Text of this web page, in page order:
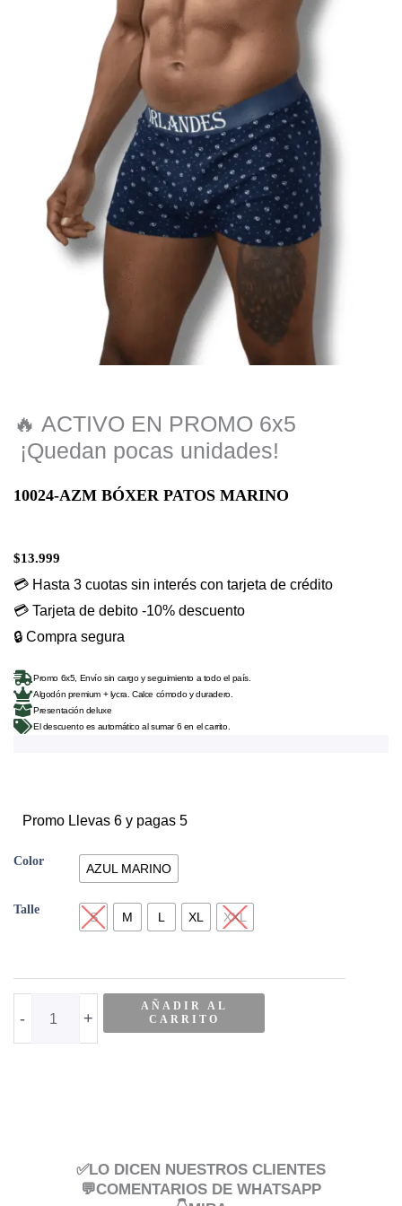
🔥 ACTIVO EN PROMO 6x5
Com ¡Quedan pocas unidades!
10024-AZM BÓXER PATOS MARINO
$13.999
💳 Hasta 3 cuotas sin interés con tarjeta de crédito
💳 Tarjeta de debito -10% descuento
🔒 Compra segura
Promo 6x5, Envío sin cargo y seguimiento a todo el país.
Algodón premium + lycra. Calce cómodo y duradero.
Presentación deluxe
El descuento es automático al sumar 6 en el carrito.
Promo Llevas 6 y pagas 5
Color
AZUL MARINO
Talle
S M L XL XXL
-
BÓXER
MARINO
+
AÑADIR AL
CARRITO
✅LO DICEN NUESTROS CLIENTES
💬COMENTARIOS DE WHATSAPP